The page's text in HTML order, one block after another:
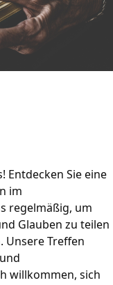
Entdecken Sie eine
im
regelmäßig, um
Glauben zu teilen
Unsere Treffen
willkommen, sich